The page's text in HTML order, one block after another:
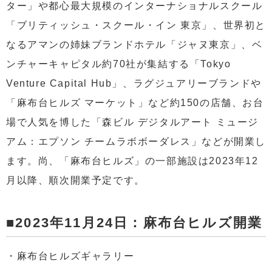
ター」や都心最大規模のインターナショナルスクール
「ブリティッシュ・スクール・イン 東京」、世界初と
なるアマンの姉妹ブランドホテル「ジャヌ東京」、ベ
ンチャーキャピタル約70社が集結する「Tokyo
Venture Capital Hub」、ラグジュアリーブランドや
「麻布台ヒルズ マーケット」など約150の店舗、お台
場で人気を博した「森ビル デジタルアート ミュージ
アム：エプソン チームラボボーダレス」などが開業し
ます。尚、「麻布台ヒルズ」の一部施設は2023年12
月以降、順次開業予定です。
■2023年11月24日：麻布台ヒルズ開業
・麻布台ヒルズギャラリー